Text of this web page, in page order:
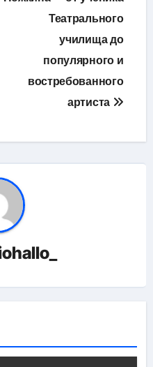
Театрального
училища до
популярного и
востребованного
артиста